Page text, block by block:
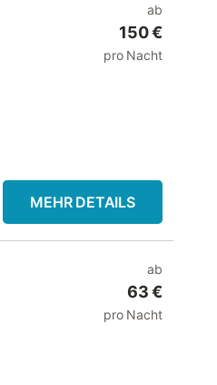
ab
150 €
pro Nacht
MEHR DETAILS
ab
63 €
pro Nacht